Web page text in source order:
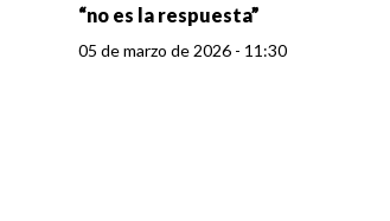
“no es la respuesta”
05 de marzo de 2026 - 11:30